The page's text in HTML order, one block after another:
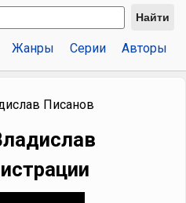
Найти
Жанры Серии Авторы
Писанов